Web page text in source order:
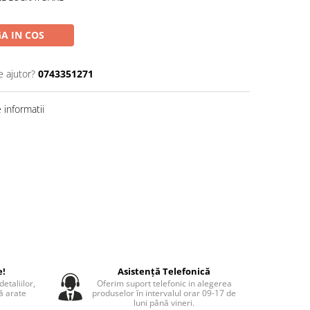
IN COS
ajutor? 0743351271
informatii
arate
Asistență Telefonică
Oferim suport telefonic in alegerea
produselor în intervalul orar 09-17 de
luni până vineri.